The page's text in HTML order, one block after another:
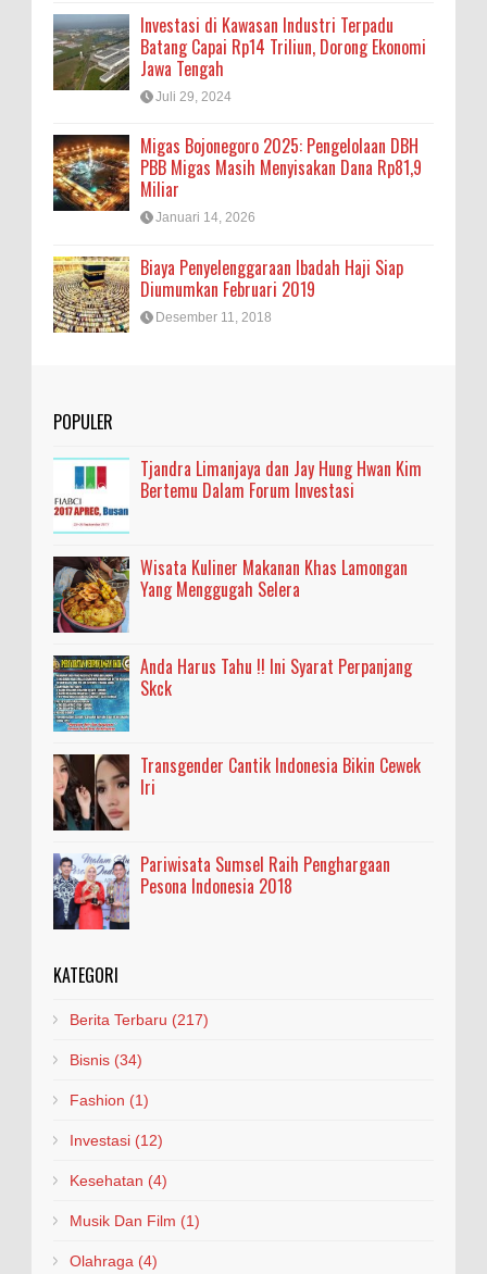
Investasi di Kawasan Industri Terpadu
Batang Capai Rp14 Triliun, Dorong Ekonomi
Jawa Tengah
Juli 29, 2024
Migas Bojonegoro 2025: Pengelolaan DBH
PBB Migas Masih Menyisakan Dana Rp81,9
Miliar
Januari 14, 2026
Biaya Penyelenggaraan Ibadah Haji Siap
Diumumkan Februari 2019
Desember 11, 2018
POPULER
Tjandra Limanjaya dan Jay Hung Hwan Kim
Bertemu Dalam Forum Investasi
Wisata Kuliner Makanan Khas Lamongan
Yang Menggugah Selera
Anda Harus Tahu !! Ini Syarat Perpanjang
Skck
Transgender Cantik Indonesia Bikin Cewek
Iri
Pariwisata Sumsel Raih Penghargaan
Pesona Indonesia 2018
KATEGORI
Berita Terbaru (217)
Bisnis (34)
Fashion (1)
Investasi (12)
Kesehatan (4)
Musik Dan Film (1)
Olahraga (4)